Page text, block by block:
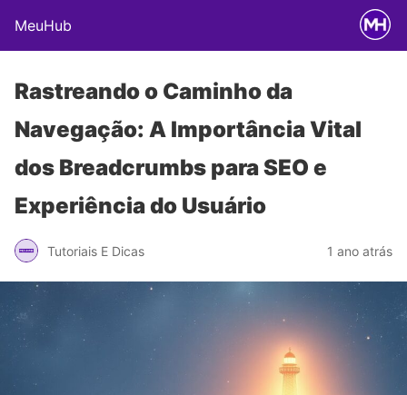
MeuHub
Rastreando o Caminho da
Navegação: A Importância Vital
dos Breadcrumbs para SEO e
Experiência do Usuário
Tutoriais E Dicas 1 ano atrás